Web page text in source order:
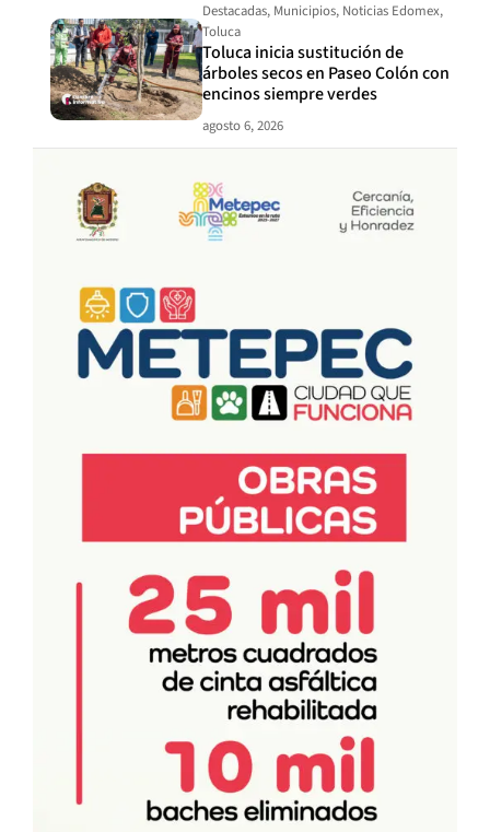
Destacadas, Municipios, Noticias Edomex,
Toluca
Toluca inicia sustitución de
árboles secos en Paseo Colón con
encinos siempre verdes
agosto 6, 2026